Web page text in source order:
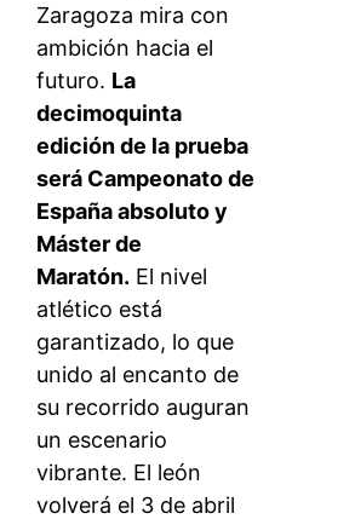
Zaragoza mira con
ambición hacia el
futuro. La
decimoquinta
edición de la prueba
será Campeonato de
España absoluto y
Máster de
Maratón. El nivel
atlético está
garantizado, lo que
unido al encanto de
su recorrido auguran
un escenario
vibrante. El león
volverá el 3 de abril